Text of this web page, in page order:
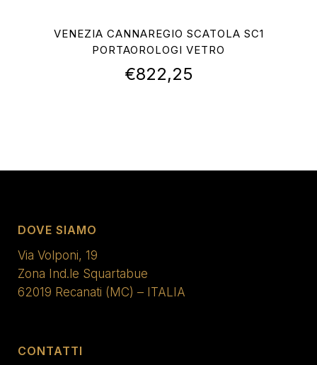
VENEZIA CANNAREGIO SCATOLA SC1
PORTAOROLOGI VETRO
€822,25
DOVE SIAMO
Via Volponi, 19
Zona Ind.le Squartabue
62019 Recanati (MC) – ITALIA
CONTATTI